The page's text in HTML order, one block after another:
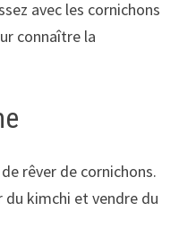
avec les cornichons
connaître la
rêver de cornichons.
du kimchi et vendre du